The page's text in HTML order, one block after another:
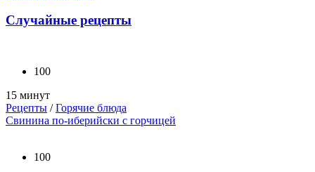
Случайные рецепты
100
15 минут
Рецепты /Горячие блюда
Свинина по-иберийски с горчицей
100